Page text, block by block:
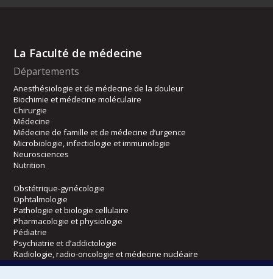
La Faculté de médecine
Départements
Anesthésiologie et de médecine de la douleur
Biochimie et médecine moléculaire
Chirurgie
Médecine
Médecine de famille et de médecine d’urgence
Microbiologie, infectiologie et immunologie
Neurosciences
Nutrition
Obstétrique-gynécologie
Ophtalmologie
Pathologie et biologie cellulaire
Pharmacologie et physiologie
Pédiatrie
Psychiatrie et d’addictologie
Radiologie, radio-oncologie et médecine nucléaire